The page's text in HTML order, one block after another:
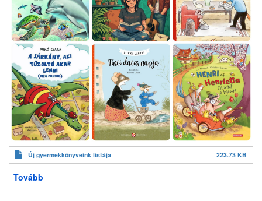
Új gyermekkönyveink listája 223.73 KB
Tovább